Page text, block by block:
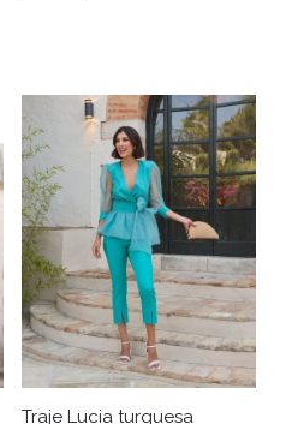
Traje Lucia turquesa